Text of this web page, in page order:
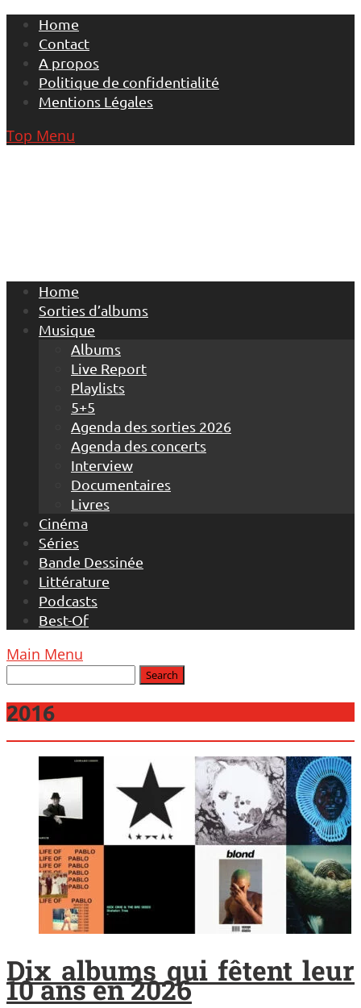
Skip
content
Home
Contact
A propos
Politique de confidentialité
Mentions Légales
Top Menu
Home
Sorties d’albums
Musique
Albums
Live Report
Playlists
5+5
Agenda des sorties 2026
Agenda des concerts
Interview
Documentaires
Livres
Cinéma
Séries
Bande Dessinée
Littérature
Podcasts
Best-Of
Main Menu
2016
Dix albums qui fêtent leur
10 ans en 2026